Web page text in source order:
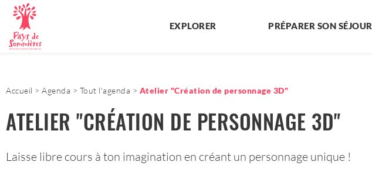
EXPLORER PRÉPARER SON SÉJOUR
Accueil Agenda Tout l'agenda Atelier "Création de personnage 3D"
ATELIER "CRÉATION DE PERSONNAGE 3D"
Laisse libre cours à ton imagination en créant un personnage unique !